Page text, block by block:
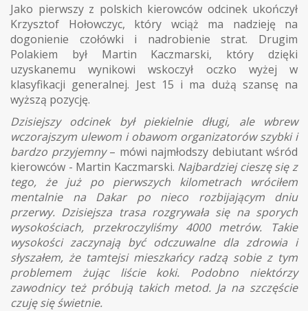
Jako pierwszy z polskich kierowców odcinek ukończył
Krzysztof Hołowczyc, który wciąż ma nadzieję na
dogonienie czołówki i nadrobienie strat. Drugim
Polakiem był Martin Kaczmarski, który dzięki
uzyskanemu wynikowi wskoczył oczko wyżej w
klasyfikacji generalnej. Jest 15 i ma dużą szansę na
wyższą pozycję.
Dzisiejszy odcinek był piekielnie długi, ale wbrew
wczorajszym ulewom i obawom organizatorów szybki i
bardzo przyjemny– mówi najmłodszy debiutant wśród
kierowców - Martin Kaczmarski. Najbardziej cieszę się z
tego, że już po pierwszych kilometrach wróciłem
mentalnie na Dakar po nieco rozbijającym dniu
przerwy. Dzisiejsza trasa rozgrywała się na sporych
wysokościach, przekroczyliśmy 4000 metrów. Takie
wysokości zaczynają być odczuwalne dla zdrowia i
słyszałem, że tamtejsi mieszkańcy radzą sobie z tym
problemem żując liście koki. Podobno niektórzy
zawodnicy też próbują takich metod. Ja na szczęście
czuję się świetnie.